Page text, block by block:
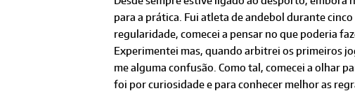
para a prática. Fui atleta de andebol durante
regularidade, comecei a pensar no que poderia
Experimentei mas, quando arbitrei os primeiros
me alguma confusão. Como tal, comecei a olhar
foi por curiosidade e para conhecer melhor as